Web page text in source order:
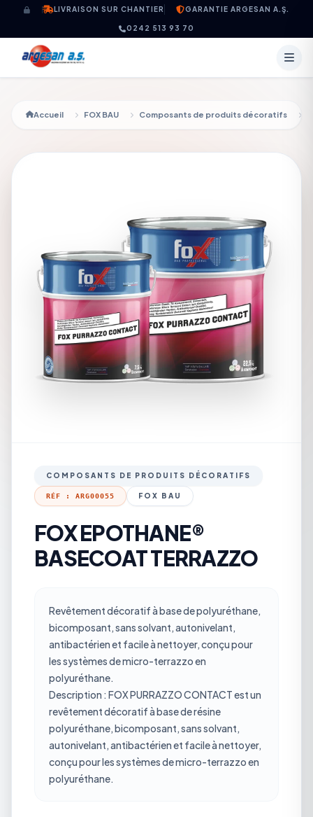
Aller au contenuLIVRAISON SUR CHANTIER GARANTIE ARGESAN A.Ş.
0242 513 93 70
Accueil FOX BAU Composants de produits décoratifs
COMPOSANTS DE PRODUITS DÉCORATIFS
RÉF : ARG00055 FOX BAU
FOX EPOTHANE®
BASECOAT TERRAZZO
Revêtement décoratif à base de polyuréthane,
bicomposant, sans solvant, autonivelant,
antibactérien et facile à nettoyer, conçu pour
les systèmes de micro-terrazzo en
polyuréthane.
Description : FOX PURRAZZO CONTACT est un
revêtement décoratif à base de résine
polyuréthane, bicomposant, sans solvant,
autonivelant, antibactérien et facile à nettoyer,
conçu pour les systèmes de micro-terrazzo en
polyuréthane.